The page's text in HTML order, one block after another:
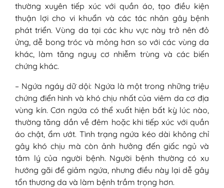
thường xuyên tiếp xúc với quần áo, tạo điều kiện
thuận lợi cho vi khuẩn và các tác nhân gây bệnh
phát triển. Vùng da tại các khu vực này trở nên đỏ
ửng, dễ bong tróc và mỏng hơn so với các vùng da
khác, làm tăng nguy cơ nhiễm trùng và các biến
chứng khác.
– Ngứa ngáy dữ dội: Ngứa là một trong những triệu
chứng điển hình và khó chịu nhất của viêm da cơ địa
vùng kín. Cơn ngứa có thể xuất hiện bất kỳ lúc nào,
thường tăng dần về đêm hoặc khi tiếp xúc với quần
áo chật, ẩm ướt. Tình trạng ngứa kéo dài không chỉ
gây khó chịu mà còn ảnh hưởng đến giấc ngủ và
tâm lý của người bệnh. Người bệnh thường có xu
hướng gãi để giảm ngứa, nhưng điều này lại dễ gây
tổn thương da và làm bệnh trầm trọng hơn.